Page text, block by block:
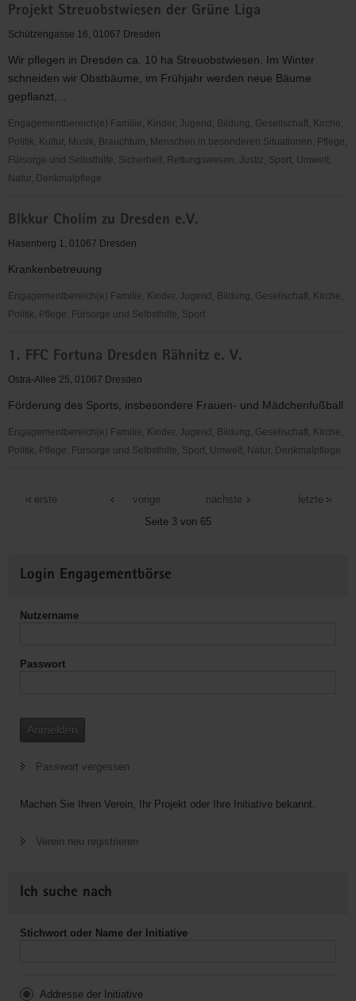
des
Deutschen
(JDAV),
Landesgeschäftsstelle
Sachsen
e.V.
Projekt Streuobstwiesen der Grüne Liga
Schützengasse 16, 01067 Dresden
Wir pflegen in Dresden ca. 10 ha Streuobstwiesen. Im Winter
schneiden wir Obstbäume, im Frühjahr werden neue Bäume
gepflanzt,...
Engagementbereich(e) Familie, Kinder, Jugend, Bildung, Gesellschaft, Kirche,
Politik, Kultur, Musik, Brauchtum, Menschen in besonderen Situationen, Pflege,
Fürsorge und Selbsthilfe, Sicherheit, Rettungswesen, Justiz, Sport, Umwelt,
Natur, Denkmalpflege
Streuobstwiesen
der
Liga
BIkkur Cholim zu Dresden e.V.
Hasenberg 1, 01067 Dresden
Krankenbetreuung
Engagementbereich(e) Familie, Kinder, Jugend, Bildung, Gesellschaft, Kirche,
Politik, Pflege, Fürsorge und Selbsthilfe, Sport
Cholim
zu
e.V.
1. FFC Fortuna Dresden Rähnitz e. V.
Ostra-Allee 25, 01067 Dresden
Förderung des Sports, insbesondere Frauen- und Mädchenfußball
Engagementbereich(e) Familie, Kinder, Jugend, Bildung, Gesellschaft, Kirche,
Politik, Pflege, Fürsorge und Selbsthilfe, Sport, Umwelt, Natur, Denkmalpflege
erste
vorige
Seite 3 von 65
nächste letzte
Informationen
Login Engagementbörse
Nutzername
Passwort
Anmelden
Passwort vergessen
Machen Sie Ihren Verein, Ihr Projekt oder Ihre Initiative bekannt.
Verein neu registrieren
Ich suche nach
Stichwort oder Name der Initiative
Addresse der Initiative